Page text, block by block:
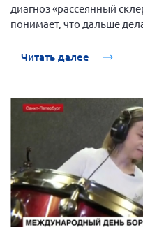
диагноз «рассеянный
понимает, что дальше
Читать далее